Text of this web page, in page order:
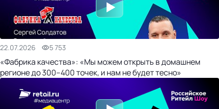
22.07.2026 5 753
«Фабрика качества»: «Мы можем открыть в домашнем
регионе до 300–400 точек, и нам не будет тесно»